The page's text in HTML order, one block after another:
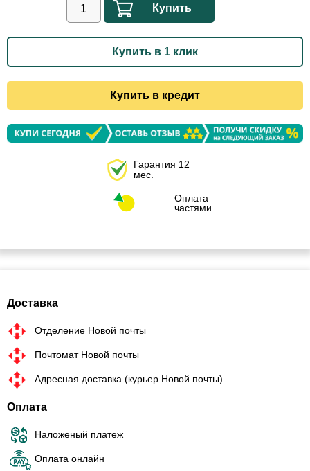
Купить
Купить в 1 клик
Купить в кредит
Гарантия 12
мес.
Оплата
частями
Доставка
Отделение Новой почты
Почтомат Новой почты
Адресная доставка (курьер Новой почты)
Оплата
Наложеный платеж
Оплата онлайн